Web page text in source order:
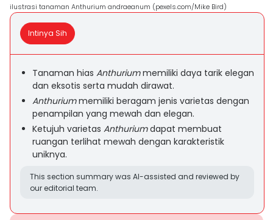
ilustrasi tanaman Anthurium andraeanum (pexels.com/Mike Bird)
Intinya Sih
Tanaman hias Anthuriummemiliki daya tarik elegan
dan eksotis serta mudah dirawat.
Anthuriummemiliki beragam jenis varietas dengan
penampilan yang mewah dan elegan.
Ketujuh varietas Anthuriumdapat membuat
ruangan terlihat mewah dengan karakteristik
uniknya.
This section summary was AI-assisted and reviewed by
our editorial team.